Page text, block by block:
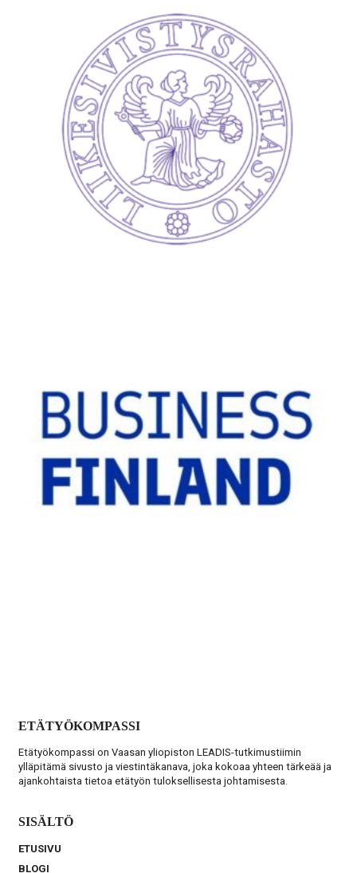
ETÄTYÖKOMPASSI
Etätyökompassi on Vaasan yliopiston LEADIS-tutkimustiimin
ylläpitämä sivusto ja viestintäkanava, joka kokoaa yhteen tärkeää ja
ajankohtaista tietoa etätyön tuloksellisesta johtamisesta.
SISÄLTÖ
ETUSIVU
BLOGI